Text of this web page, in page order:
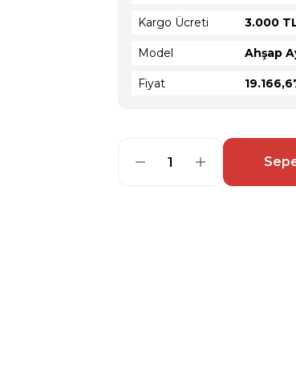
Kargo Ücreti 3.000
Model Ahşap
Fiyat